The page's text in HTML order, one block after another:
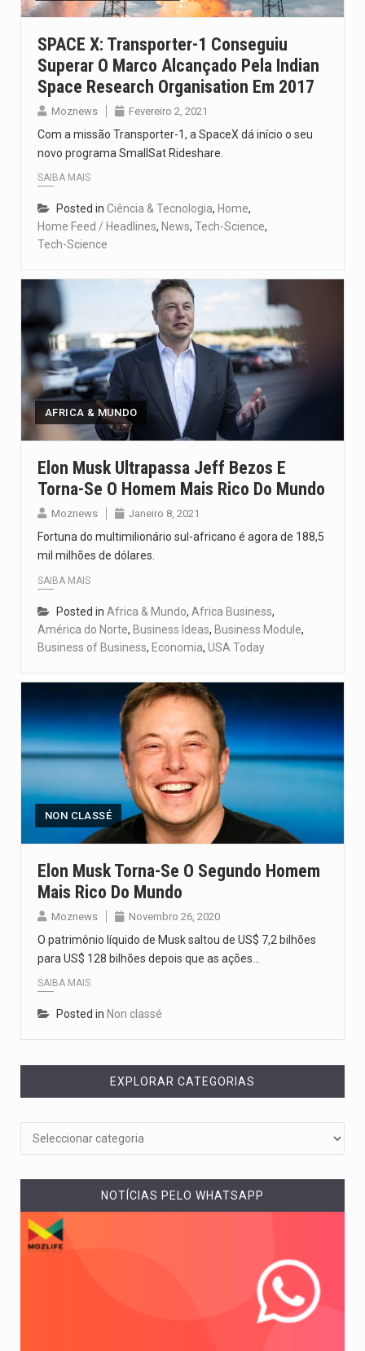
SPACE X: Transporter-1 Conseguiu
Superar O Marco Alcançado Pela Indian
Space Research Organisation Em 2017
Moznews Fevereiro 2, 2021
Com a missão Transporter-1, a SpaceX dá início o seu
novo programa SmallSat Rideshare.
SAIBA MAIS
Posted in Ciência & Tecnologia, Home,
Home Feed / Headlines, News, Tech-Science,
Tech-Science
AFRICA & MUNDO
Elon Musk Ultrapassa Jeff Bezos E
Torna-Se O Homem Mais Rico Do Mundo
Moznews Janeiro 8, 2021
Fortuna do multimilionário sul-africano é agora de 188,5
mil milhões de dólares.
SAIBA MAIS
Posted in Africa & Mundo, Africa Business,
América do Norte, Business Ideas, Business Module,
Business of Business, Economia, USA Today
NON CLASSÉ
Elon Musk Torna-Se O Segundo Homem
Mais Rico Do Mundo
Moznews Novembro 26, 2020
O patrimônio líquido de Musk saltou de US$ 7,2 bilhões
para US$ 128 bilhões depois que as ações…
SAIBA MAIS
Posted in Non classé
EXPLORAR CATEGORIAS
NOTÍCIAS PELO WHATSAPP